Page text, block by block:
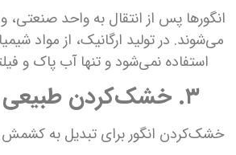
انگورها پس از انتقال به واحد
می‌شوند. در تولید ارگانیک، از مواد
استفاده نمی‌شود و تنها آب پاک و
۳. خشک‌کردن طبیعی یا صنعتی
خشک‌کردن انگور برای تبدیل به